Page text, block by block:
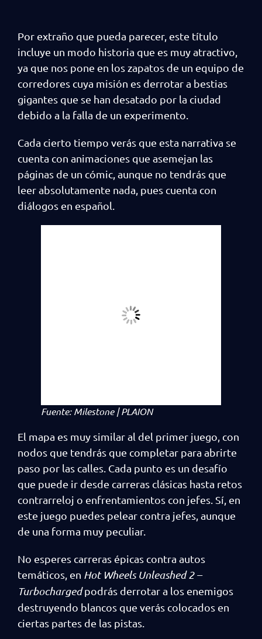
Por extraño que pueda parecer, este título
incluye un modo historia que es muy atractivo,
ya que nos pone en los zapatos de un equipo de
corredores cuya misión es derrotar a bestias
gigantes que se han desatado por la ciudad
debido a la falla de un experimento.
Cada cierto tiempo verás que esta narrativa se
cuenta con animaciones que asemejan las
páginas de un cómic, aunque no tendrás que
leer absolutamente nada, pues cuenta con
diálogos en español.
Fuente: Milestone | PLAION
El mapa es muy similar al del primer juego, con
nodos que tendrás que completar para abrirte
paso por las calles. Cada punto es un desafío
que puede ir desde carreras clásicas hasta retos
contrarreloj o enfrentamientos con jefes. Sí, en
este juego puedes pelear contra jefes, aunque
de una forma muy peculiar.
No esperes carreras épicas contra autos
temáticos, en Hot Wheels Unleashed 2 –
Turbochargedpodrás derrotar a los enemigos
destruyendo blancos que verás colocados en
ciertas partes de las pistas.